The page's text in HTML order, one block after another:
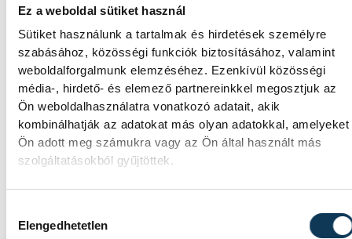
Ez a weboldal sütiket használ
Sütiket használunk a tartalmak és hirdetések személyre
szabásához, közösségi funkciók biztosításához, valamint
weboldalforgalmunk elemzéséhez. Ezenkívül közösségi
média-, hirdető- és elemező partnereinkkel megosztjuk az
Ön weboldalhasználatra vonatkozó adatait, akik
kombinálhatják az adatokat más olyan adatokkal, amelyeket
Ön adott meg számukra vagy az Ön által használt más
szolgáltatásokból gyűjtöttek.
Elengedhetetlen
erőmű olyan üzemállapotban van, amelyre
eredetileg nem tervezték.
A Tisza-frakció
kezdeményezte, hogy jövő
kedden legyen az
államfőválasztás
parlament jövő kedden válassza meg az új
köztársasági elnököt.